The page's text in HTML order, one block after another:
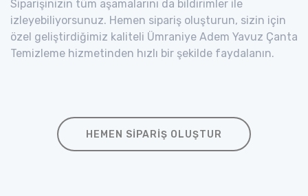
Siparişinizin tüm aşamalarını da bildirimler ile
izleyebiliyorsunuz. Hemen sipariş oluşturun, sizin için
özel geliştirdiğimiz kaliteli Ümraniye Adem Yavuz Çanta
Temizleme hizmetinden hızlı bir şekilde faydalanın.
HEMEN SIPARIŞ OLUŞTUR